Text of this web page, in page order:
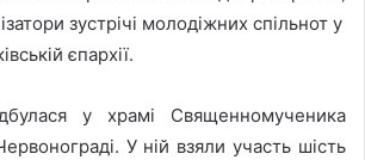
зустрічі молодіжних спільнот у
єпархії.
у храмі Священномученика
У ній взяли участь шість